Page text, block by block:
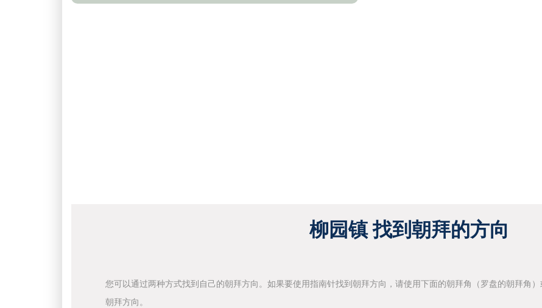
柳园镇 找到朝拜的方向
您可以通过两种方式找到自己的朝拜方向。如果要使用指南针找到朝拜方向，请使用下面的朝拜角（罗盘的朝拜角
朝拜方向。